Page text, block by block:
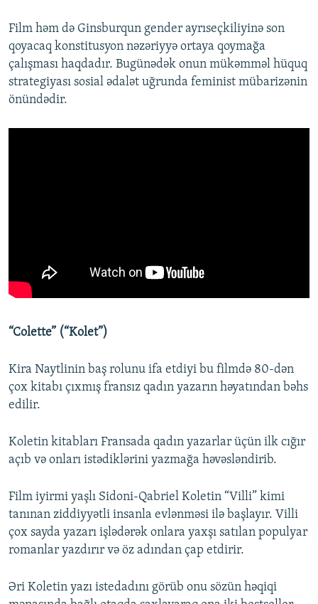
Film həm də Ginsburqun gender ayrıseçkiliyinə son
qoyacaq konstitusyon nəzəriyyə ortaya qoymağa
çalışması haqdadır. Bugünədək onun mükəmməl hüquq
strategiyası sosial ədalət uğrunda feminist mübarizənin
önündədir.
“Colette” (“Kolet”)
Kira Naytlinin baş rolunu ifa etdiyi bu filmdə 80-dən
çox kitabı çıxmış fransız qadın yazarın həyatından bəhs
edilir.
Koletin kitabları Fransada qadın yazarlar üçün ilk cığır
açıb və onları istədiklərini yazmağa həvəsləndirib.
Film iyirmi yaşlı Sidoni-Qabriel Koletin “Villi” kimi
tanınan ziddiyyətli insanla evlənməsi ilə başlayır. Villi
çox sayda yazarı işlədərək onlara yaxşı satılan populyar
romanlar yazdırır və öz adından çap etdirir.
Əri Koletin yazı istedadını görüb onu sözün həqiqi